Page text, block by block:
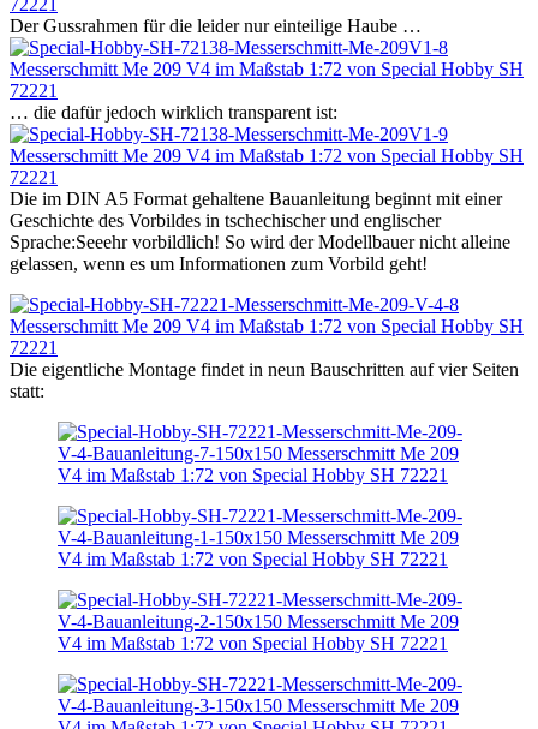
Der Gussrahmen für die leider nur einteilige Haube …
… die dafür jedoch wirklich transparent ist:
Die im DIN A5 Format gehaltene Bauanleitung beginnt mit einer
Geschichte des Vorbildes in tschechischer und englischer
Sprache:Seeehr vorbildlich! So wird der Modellbauer nicht alleine
gelassen, wenn es um Informationen zum Vorbild geht!
Die eigentliche Montage findet in neun Bauschritten auf vier Seiten
statt: